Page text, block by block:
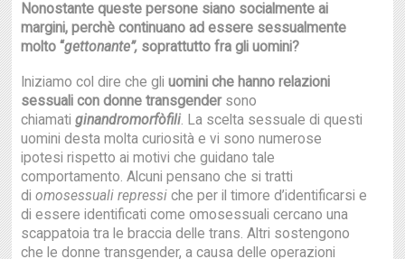
Nonostante queste persone siano socialmente ai
margini, perchè continuano ad essere sessualmente
molto “gettonante”, soprattutto fra gli uomini?
Iniziamo col dire che gliuomini che hanno relazioni
sessuali con donne transgendersono
chiamati ginandromorfòfili. La scelta sessuale di questi
uomini desta molta curiosità e vi sono numerose
ipotesi rispetto ai motivi che guidano tale
comportamento. Alcuni pensano che si tratti
diomosessuali repressi che per il timore d’identificarsi e
di essere identificati come omosessuali cercano una
scappatoia tra le braccia delle trans. Altri sostengono
che le donne transgender, a causa delle operazioni